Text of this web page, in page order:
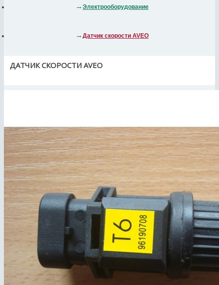
Электрооборудование
Датчик скорости AVEO
ДАТЧИК СКОРОСТИ AVEO